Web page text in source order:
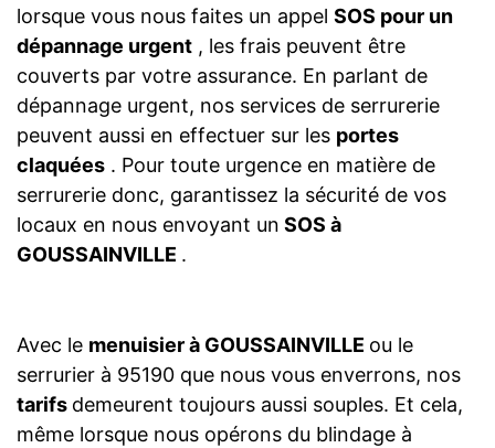
lorsque vous nous faites un appel SOS pour un
dépannage urgent , les frais peuvent être
couverts par votre assurance. En parlant de
dépannage urgent, nos services de serrurerie
peuvent aussi en effectuer sur les portes
claquées . Pour toute urgence en matière de
serrurerie donc, garantissez la sécurité de vos
locaux en nous envoyant un SOS à
GOUSSAINVILLE .
Avec le menuisier à GOUSSAINVILLE ou le
serrurier à 95190 que nous vous enverrons, nos
tarifs demeurent toujours aussi souples. Et cela,
même lorsque nous opérons du blindage à